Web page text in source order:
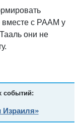
вместе с РААМ у
они не
событий:
Израиля»